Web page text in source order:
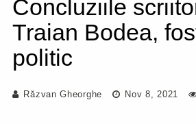
Concluziile
Traian Bodea,
politic
Răzvan Gheorghe Nov 8, 2021